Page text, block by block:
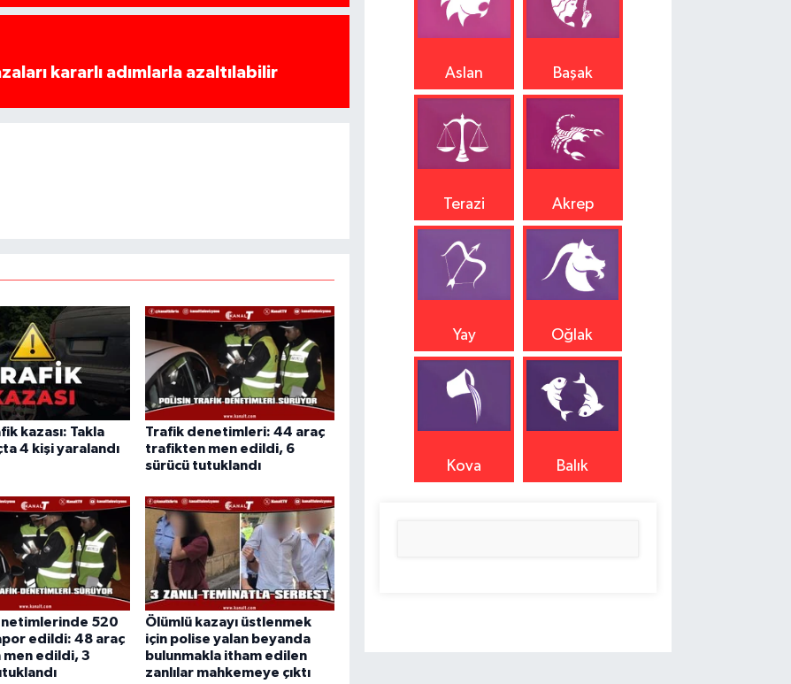
kararlı adımlarla azaltılabilir
kazası: Takla
4 kişi yaralandı
Trafik denetimleri: 44 araç
trafikten men edildi, 6
sürücü tutuklandı
520
edildi: 48 araç
edildi, 3
Ölümlü kazayı üstlenmek
için polise yalan beyanda
bulunmakla itham edilen
zanlılar mahkemeye çıktı
Aslan Başak
Terazi Akrep
Yay Oğlak
Kova Balık